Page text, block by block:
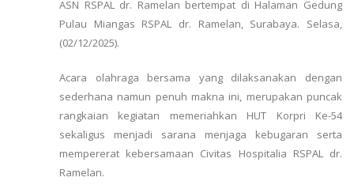
ASN RSPAL dr. Ramelan bertempat di Halaman Gedung
Pulau Miangas RSPAL dr. Ramelan, Surabaya. Selasa,
(02/12/2025).
Acara olahraga bersama yang dilaksanakan dengan
sederhana namun penuh makna ini, merupakan puncak
rangkaian kegiatan memeriahkan HUT Korpri Ke-54
sekaligus menjadi sarana menjaga kebugaran serta
mempererat kebersamaan Civitas Hospitalia RSPAL dr.
Ramelan.